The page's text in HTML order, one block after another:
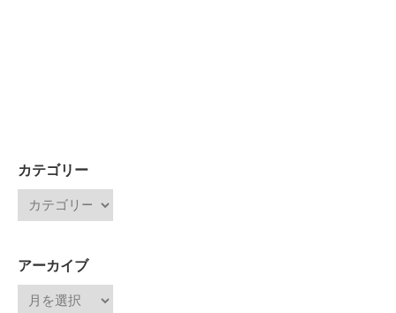
カテゴリー
アーカイブ